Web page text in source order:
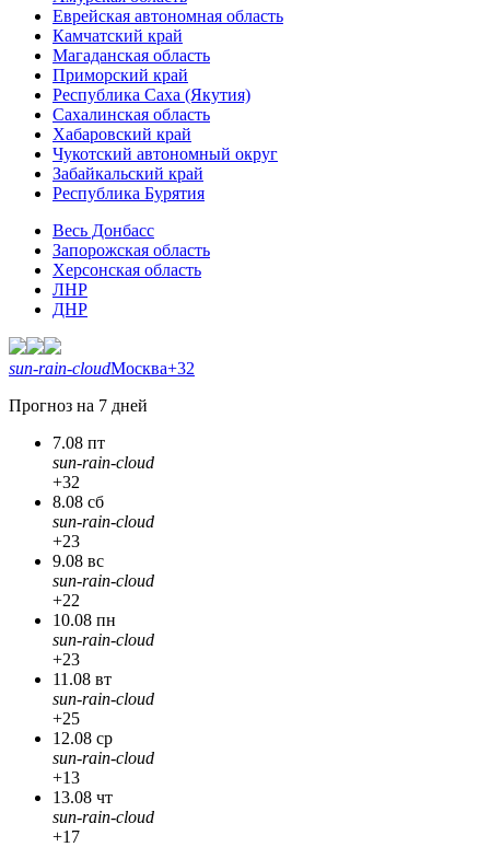
Еврейская автономная область
Камчатский край
Магаданская область
Приморский край
Республика Саха (Якутия)
Сахалинская область
Хабаровский край
Чукотский автономный округ
Забайкальский край
Республика Бурятия
Весь Донбасс
Запорожская область
Херсонская область
ЛНР
ДНР
sun-rain-cloudМосква+32
Прогноз на 7 дней
7.08 пт
sun-rain-cloud
+32
8.08 сб
sun-rain-cloud
+23
9.08 вс
sun-rain-cloud
+22
10.08 пн
sun-rain-cloud
+23
11.08 вт
sun-rain-cloud
+25
12.08 ср
sun-rain-cloud
+13
13.08 чт
sun-rain-cloud
+17